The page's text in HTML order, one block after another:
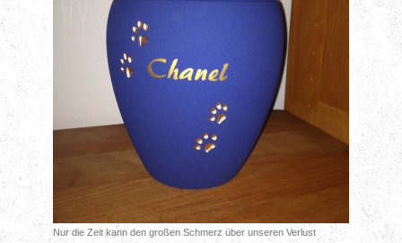
Nur die Zeit kann den großen Schmerz über unseren Verlust